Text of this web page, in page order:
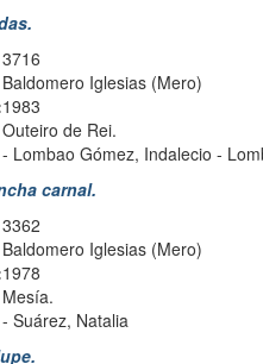
3716
Baldomero Iglesias (Mero)
1983
Outeiro de Rei.
- Lombao Gómez, Indalecio -
carnal.
3362
Baldomero Iglesias (Mero)
1978
Mesía.
- Suárez, Natalia